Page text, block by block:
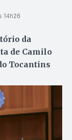
14h26
da
de Camilo
Tocantins